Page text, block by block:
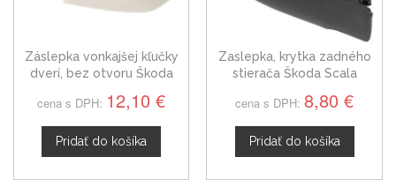
Záslepka vonkajšej kľučky
dverí, bez otvoru Škoda
cena s DPH: 12,10 €
Pridať do košíka
Zaslepka, krytka zadného
stierača Škoda Scala
cena s DPH: 8,80 €
Pridať do košíka